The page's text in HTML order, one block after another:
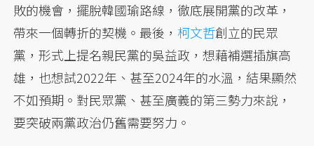
敗的機會，擺脫韓國瑜路線，徹底展開黨的改革，
帶來一個轉折的契機。最後， 柯文哲創立的民眾
黨，形式上提名親民黨的吳益政，想藉補選插旗高
雄，也想試2022年、甚至2024年的水溫，結果顯然
不如預期。對民眾黨、甚至廣義的第三勢力來說，
要突破兩黨政治仍舊需要努力。